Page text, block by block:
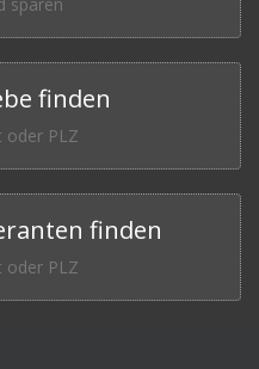
finden
oder PLZ
finden
oder PLZ